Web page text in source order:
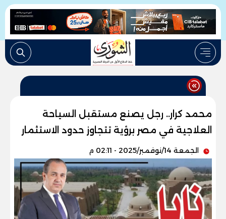
محمد كرار.. رجل يصنع مستقبل السياحة
العلاجية في مصر برؤية تتجاوز حدود الاستثمار
الجمعة 14/نوفمبر/2025 - 02:11 م